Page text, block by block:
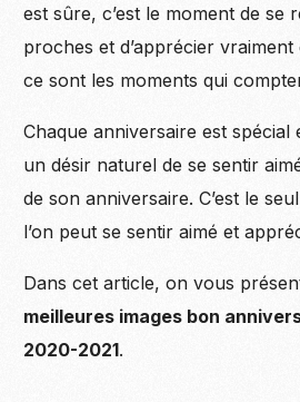
est sûre, c’est le moment de se
proches et d’apprécier vraiment
ce sont les moments qui
Chaque anniversaire est spécial
un désir naturel de se sentir
de son anniversaire. C’est le
l’on peut se sentir aimé et
Dans cet article, on vous
meilleures images bon
2020-2021.